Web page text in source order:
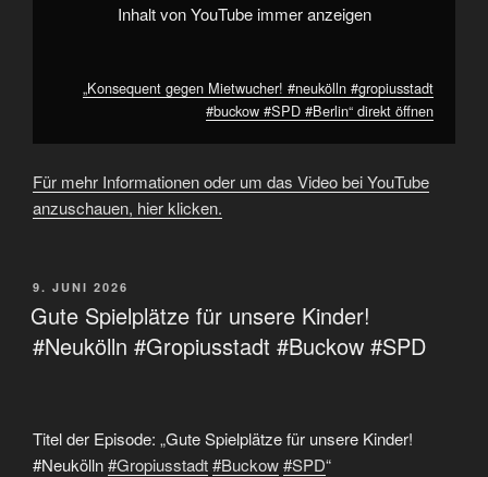
Inhalt von YouTube immer anzeigen
„Konsequent gegen Mietwucher! #neukölln #gropiusstadt
#buckow #SPD #Berlin“ direkt öffnen
Für mehr Informationen oder um das Video bei YouTube
anzuschauen, hier klicken.
VERÖFFENTLICHT
AM
9. JUNI 2026
Gute Spielplätze für unsere Kinder!
#Neukölln #Gropiusstadt #Buckow #SPD
Titel der Episode: „Gute Spielplätze für unsere Kinder!
#Neukölln#Gropiusstadt#Buckow#SPD“